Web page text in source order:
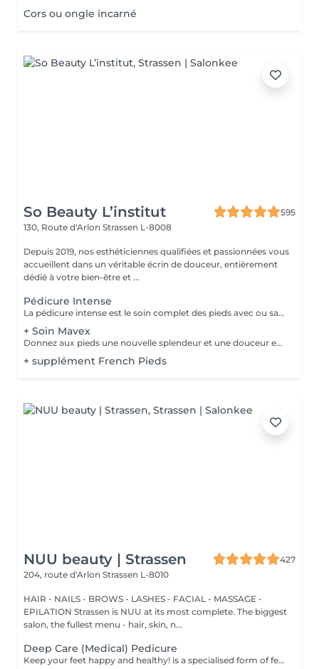
Cors ou ongle incarné
So Beauty L’institut
595
130, Route d'Arlon Strassen L-8008
Depuis 2019, nos esthéticiennes qualifiées et passionnées vous
accueillent dans un véritable écrin de douceur, entièrement
dédié à votre bien-être et ...
Pédicure Intense
La pédicure intense est le soin complet des pieds avec ou sans souci particulier. Elle comprend : bain de pied, pousse et coupe des cuticules, coupe et limage des ongles, travail des callosités et/ou cors au bistouri/crédo, rape, gommage, massage avec crème de soin. La pose de vernis transparent est incluse si souhaitée.
+ Soin Mavex
Donnez aux pieds une nouvelle splendeur et une douceur extraordinaire grâce à un traitement agréable et relaxant. Mavex Calluspeeling® est un soin professionnel pour la beauté des pieds qui permet d'obtenir des résultats immédiats et incroyables avec une seule séance. Rapide, facile, et efficace ! Mavex Calluspeeling® peut être réalisé seul comme une pédicure classique mais sans lame ni fraise, ou proposé en complément en cabine lors d'un soin visage (lors de la pose d'un masque), soin corps (lors d'un enveloppement), ou d'un soin des ongles et des cuticules.
+ supplément French Pieds
NUU beauty | Strassen
427
204, route d'Arlon Strassen L-8010
HAIR - NAILS - BROWS - LASHES - FACIAL - MASSAGE -
EPILATION Strassen is NUU at its most complete. The biggest
salon, the fullest menu - hair, skin, n...
Deep Care (Medical) Pedicure
Keep your feet happy and healthy! is a specialised form of feet treatment where a nail master eliminates such problems as calluses, cracks and deformed nails etc. How is Deep Care (Medical) Pedicure done? - problem is identified - feet are disinfected and softened - calloused skin is removed - nail plate is treated - skin is treated - medical cream is applied Age restrictions: recommended to do from 16 years. Post procedure recommendations: professional home care is recommended after the procedure. Frequency: once in 3-4 weeks.